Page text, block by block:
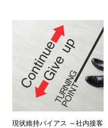
現状維持バイアス ～社内接客